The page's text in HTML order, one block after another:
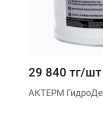
29 840 тг/шт
АКТЕРМ